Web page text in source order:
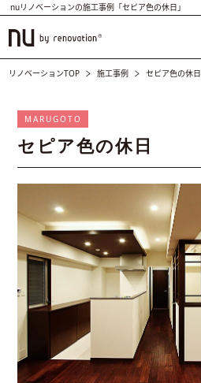
nuリノベーションの施工事例「セピア色の休日」
リノベーションTOP 施工事例 セピア色の休日
MARUGOTO
セピア色の休日